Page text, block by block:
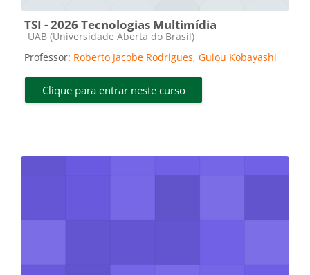
TSI - 2026 Tecnologias Multimídia
Categoria do curso
UAB (Universidade Aberta do Brasil)
Professor: Roberto Jacobe Rodrigues, Guiou Kobayashi
Clique para entrar neste curso